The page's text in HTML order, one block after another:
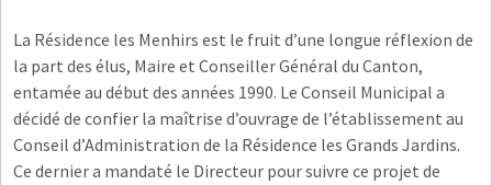
La Résidence les Menhirs est le fruit d’une longue réflexion de
la part des élus, Maire et Conseiller Général du Canton,
entamée au début des années 1990. Le Conseil Municipal a
décidé de confier la maîtrise d’ouvrage de l’établissement au
Conseil d’Administration de la Résidence les Grands Jardins.
Ce dernier a mandaté le Directeur pour suivre ce projet de